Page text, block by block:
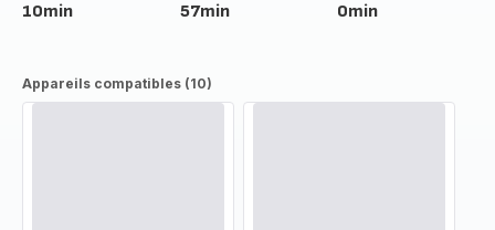
10min 57min 0min
Appareils compatibles (10)